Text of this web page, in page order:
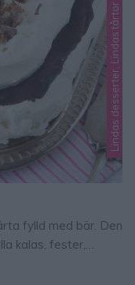
Lindas desserter, Lindas tårtor
fylld med bär. Den
kalas, fester,